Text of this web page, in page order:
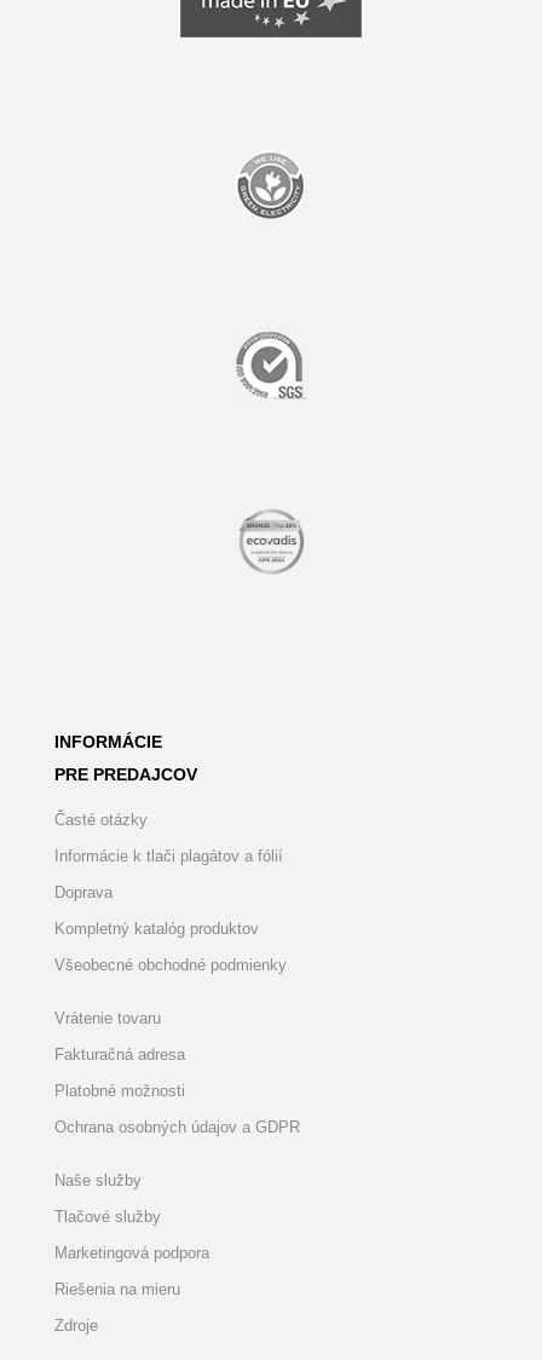
INFORMÁCIE
PRE PREDAJCOV
Časté otázky
Informácie k tlači plagátov a fólií
Doprava
Kompletný katalóg produktov
Všeobecné obchodné podmienky
Vrátenie tovaru
Fakturačná adresa
Platobné možnosti
Ochrana osobných údajov a GDPR
Naše služby
Tlačové služby
Marketingová podpora
Riešenia na mieru
Zdroje